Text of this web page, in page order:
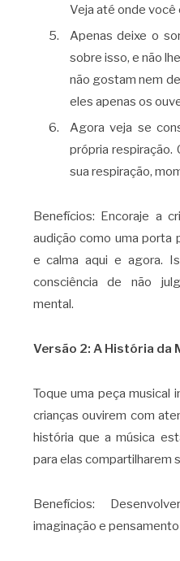
Veja até onde você
Apenas deixe o
sobre isso, e não
não gostam nem
eles apenas os
Agora veja se
própria respiração.
sua respiração,
Benefícios: Encoraje a
audição como uma porta
e calma aqui e agora.
consciência de não
mental.
Versão 2: A História da
Toque uma peça musical
crianças ouvirem com
história que a música
para elas compartilharem
Benefícios:
imaginação e